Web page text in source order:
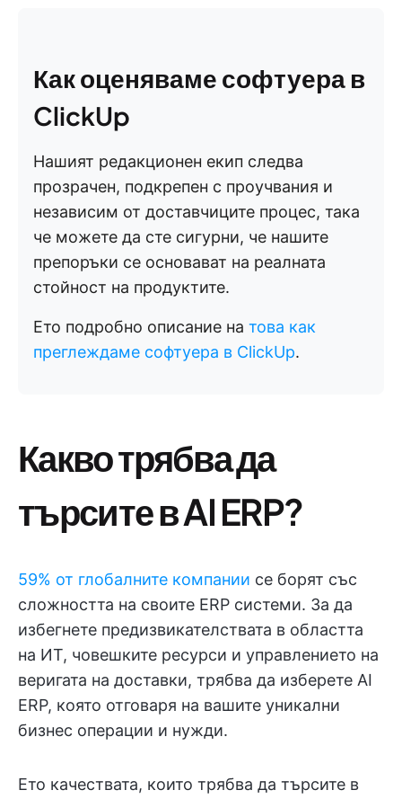
Как оценяваме софтуера в
ClickUp
Нашият редакционен екип следва
прозрачен, подкрепен с проучвания и
независим от доставчиците процес, така
че можете да сте сигурни, че нашите
препоръки се основават на реалната
стойност на продуктите.
Ето подробно описание на това как
преглеждаме софтуера в ClickUp.
Какво трябва да
търсите в AI ERP?
59% от глобалните компании се борят със
сложността на своите ERP системи. За да
избегнете предизвикателствата в областта
на ИТ, човешките ресурси и управлението на
веригата на доставки, трябва да изберете AI
ERP, която отговаря на вашите уникални
бизнес операции и нужди.
Ето качествата, които трябва да търсите в